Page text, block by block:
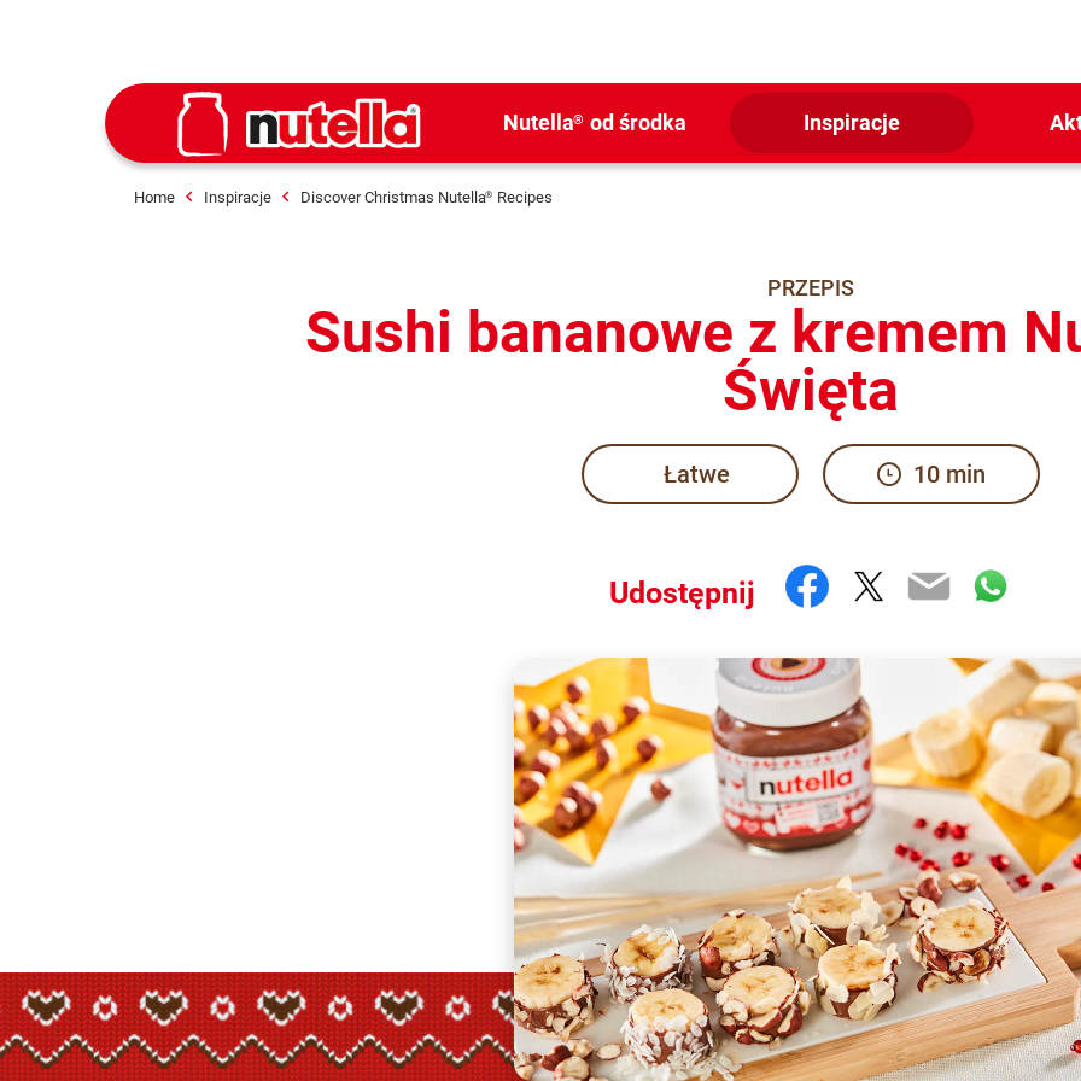
Nutella® od środka Inspiracje
Home Inspiracje Discover Christmas Nutella® Recipes
PRZEPIS
Sushi bananowe z kremem
Święta
Łatwe 10 min
Udostępnij Facebook
Twitter
Email